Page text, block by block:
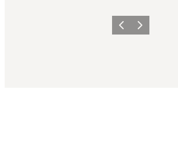
Vorherige Folie
Nächste Folie